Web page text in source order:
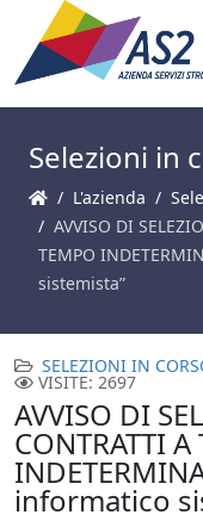
Selezioni in
L'azienda
AVVISO DI
TEMPO
sistemista”
SELEZIONI IN
VISITE: 2697
AVVISO DI
CONTRATTI A
informatico